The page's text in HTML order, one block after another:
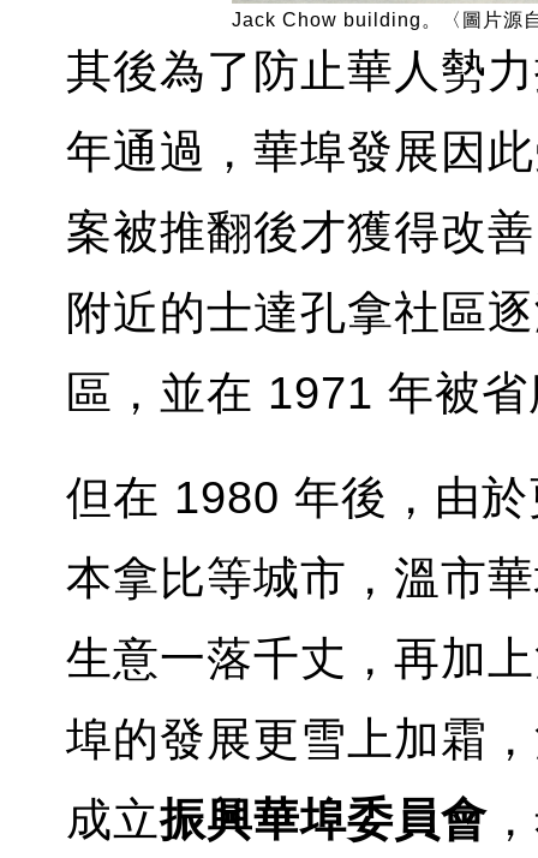
Jack Chow building。〈圖片源
其後為了防止華人勢
年通過，華埠發展因
案被推翻後才獲得改
附近的士達孔拿社區
區，並在 1971 年被
但在 1980 年後，由
本拿比等城市，溫市
生意一落千丈，再加
埠的發展更雪上加霜
成立振興華埠委員會